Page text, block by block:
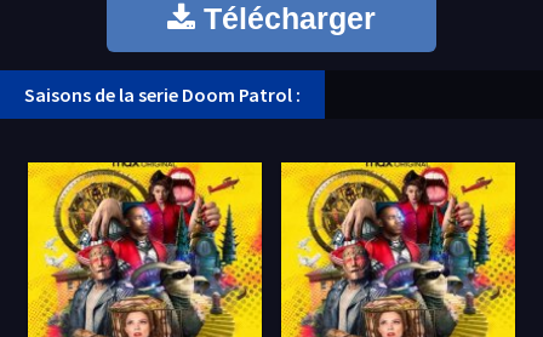
Télécharger
Saisons de la serie Doom Patrol :